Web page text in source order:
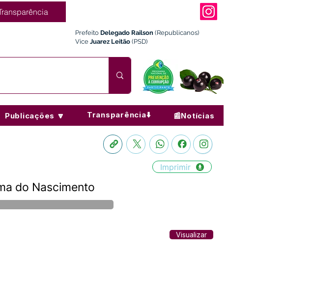
Prefeito Delegado Railson (Republicanos)
Vice Juarez Leitão (PSD)
Publicações 🔽 Transparência⬇️ 📰Notícias
Imprimir
do Nascimento
Visualizar